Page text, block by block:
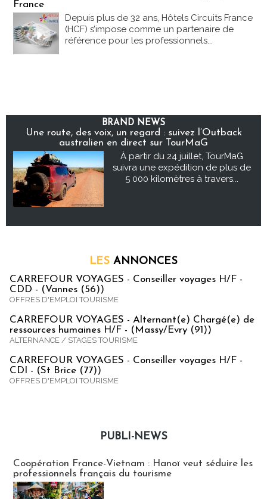
France
Depuis plus de 32 ans, Hôtels Circuits France
(HCF) s’impose comme un partenaire de
référence pour les professionnels...
BRAND NEWS
Une route, des voix, un regard : suivez l’Outback
australien en direct sur TourMaG
À partir du 24 juillet, TourMaG
suivra une expédition de plus de
5 000 kilomètres à travers...
LES ANNONCES
CARREFOUR VOYAGES - Conseiller voyages H/F -
CDD - (Vannes (56))
OFFRES D'EMPLOI TOURISME
CARREFOUR VOYAGES - Alternant(e) Chargé(e) de
ressources humaines H/F - (Massy/Evry (91))
ALTERNANCE / STAGES TOURISME
CARREFOUR VOYAGES - Conseiller voyages H/F -
CDI - (St Brice (77))
OFFRES D'EMPLOI TOURISME
PUBLI-NEWS
Coopération France-Vietnam : Hanoï veut séduire les
professionnels français du tourisme